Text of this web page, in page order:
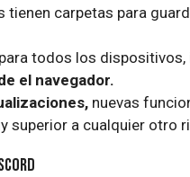
tienen carpetas para
todos los dispositivos,
el navegador.
nuevas
superior a cualquier otro